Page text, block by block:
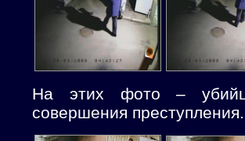
На этих фото –
совершения преступления.